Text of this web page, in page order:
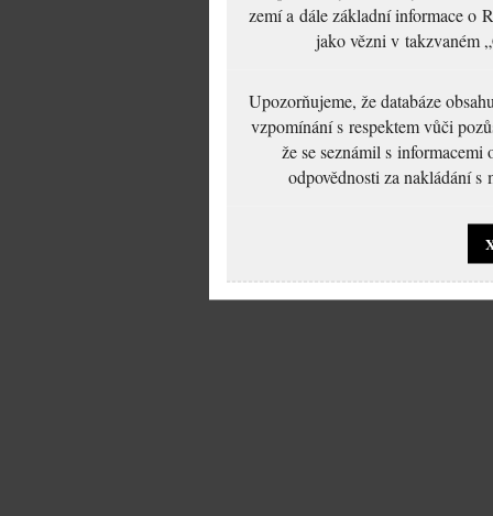
zemí a dále základní informace o
jako vězni v takzvaném
Upozorňujeme, že databáze
vzpomínání s respektem vůči
že se seznámil s
odpovědnosti za nakládání